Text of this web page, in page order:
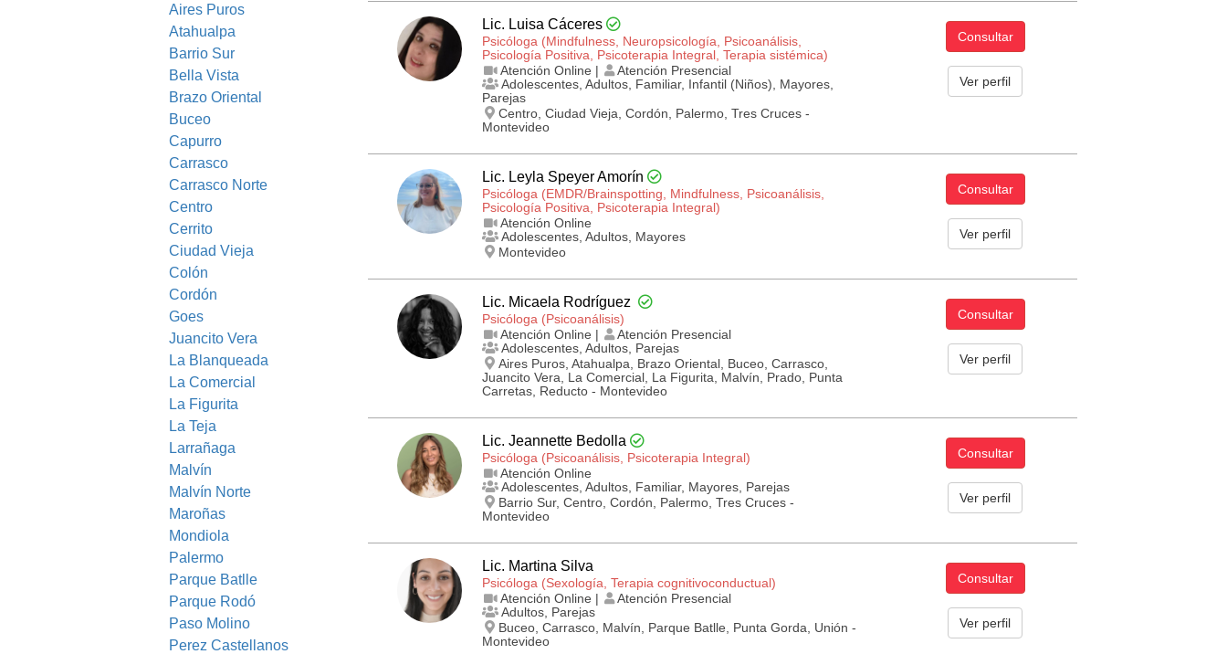
Aires Puros
Atahualpa
Barrio Sur
Bella Vista
Brazo Oriental
Buceo
Capurro
Carrasco
Carrasco Norte
Centro
Cerrito
Ciudad Vieja
Colón
Cordón
Goes
Juancito Vera
La Blanqueada
La Comercial
La Figurita
La Teja
Larrañaga
Malvín
Malvín Norte
Maroñas
Mondiola
Palermo
Parque Batlle
Parque Rodó
Paso Molino
Perez Castellanos
Lic. Luisa Cáceres
Psicóloga (Mindfulness, Neuropsicología, Psicoanálisis,
Psicología Positiva, Psicoterapia Integral, Terapia sistémica)
Atención Online |
Atención Presencial
Adolescentes, Adultos, Familiar, Infantil (Niños), Mayores,
Parejas
Centro, Ciudad Vieja, Cordón, Palermo, Tres Cruces -
Montevideo
Consultar
Ver perfil
Lic. Leyla Speyer Amorín
Psicóloga (EMDR/Brainspotting, Mindfulness, Psicoanálisis,
Psicología Positiva, Psicoterapia Integral)
Atención Online
Adolescentes, Adultos, Mayores
Montevideo
Consultar
Ver perfil
Lic. Micaela Rodríguez
Psicóloga (Psicoanálisis)
Atención Online |
Atención Presencial
Adolescentes, Adultos, Parejas
Aires Puros, Atahualpa, Brazo Oriental, Buceo, Carrasco,
Juancito Vera, La Comercial, La Figurita, Malvín, Prado, Punta
Carretas, Reducto - Montevideo
Consultar
Ver perfil
Lic. Jeannette Bedolla
Psicóloga (Psicoanálisis, Psicoterapia Integral)
Atención Online
Adolescentes, Adultos, Familiar, Mayores, Parejas
Barrio Sur, Centro, Cordón, Palermo, Tres Cruces -
Montevideo
Consultar
Ver perfil
Lic. Martina Silva
Psicóloga (Sexología, Terapia cognitivo­conductual)
Atención Online |
Atención Presencial
Adultos, Parejas
Buceo, Carrasco, Malvín, Parque Batlle, Punta Gorda, Unión -
Montevideo
Consultar
Ver perfil